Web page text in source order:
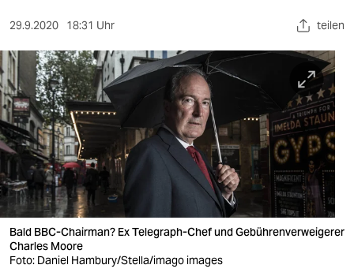
sport
berlin
nord
wahrheit
verlag
verlag
veranstaltungen
29.9.2020 18:31 Uhr teilen
Bald BBC-Chairman? Ex Telegraph-Chef und Gebührenverweigerer
Charles Moore
Foto: Daniel Hambury/Stella/imago images